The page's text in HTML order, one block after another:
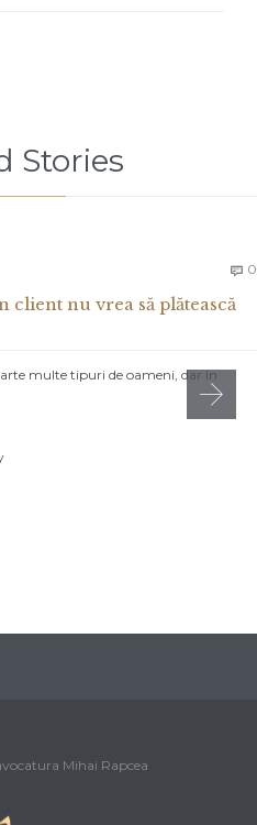
Stories
 0
client nu vrea să plătească
multe tipuri de oameni, dar în
Mihai Rapcea